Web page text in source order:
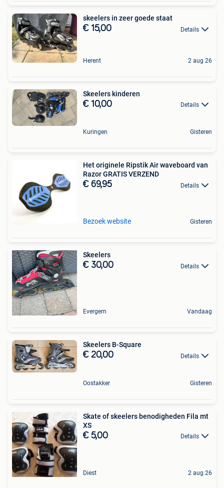
skeelers in zeer goede staat
€ 15,00 Details
Herent 2 aug 26
Skeelers kinderen
€ 10,00 Details
Kuringen Gisteren
Het originele Ripstik Air waveboard van
Razor GRATIS VERZEND
€ 69,95 Details
Bezoek website Gisteren
Skeelers
€ 30,00 Details
Evergem Vandaag
Skeelers B-Square
€ 20,00 Details
Oostakker Gisteren
Skate of skeelers benodigheden Fila mt
XS
€ 5,00 Details
Diest 2 aug 26